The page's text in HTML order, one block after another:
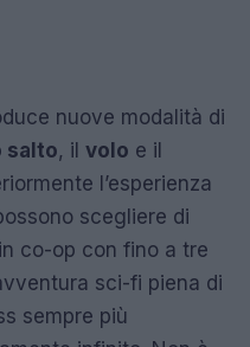
nuove modalità di
salto, il volo e il
l’esperienza
scegliere di
co-op con fino a tre
sci-fi piena di
sempre più